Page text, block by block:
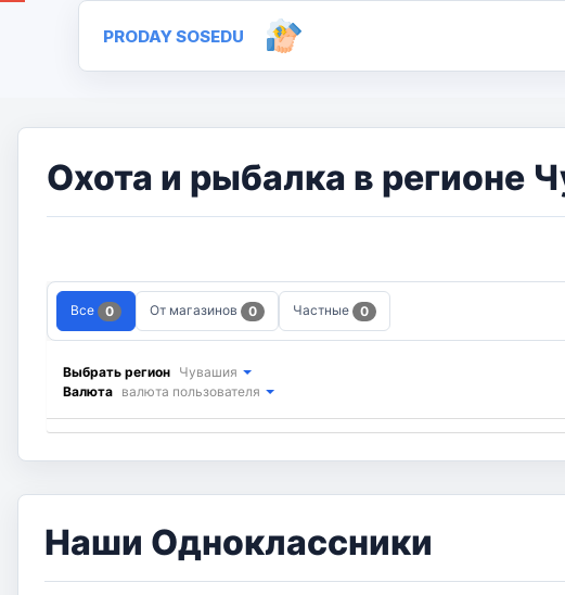
PRODAY SOSEDU
Охота и рыбалка в регионе
Все 0 От магазинов 0 Частные 0
Выбрать регион Чувашия
Валюта валюта пользователя
Наши Одноклассники